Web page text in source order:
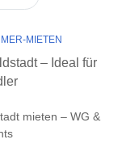
MIETEN
– Ideal für
mieten – WG &